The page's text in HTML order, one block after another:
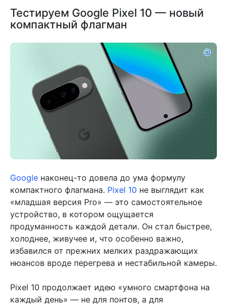
Тестируем Google Pixel 10 — новый
компактный флагман
Google наконец-то довела до ума формулу
компактного флагмана. Pixel 10 не выглядит как
«младшая версия Pro» — это самостоятельное
устройство, в котором ощущается
продуманность каждой детали. Он стал быстрее,
холоднее, живучее и, что особенно важно,
избавился от прежних мелких раздражающих
нюансов вроде перегрева и нестабильной камеры.
Pixel 10 продолжает идею «умного смартфона на
каждый день» — не для понтов, а для